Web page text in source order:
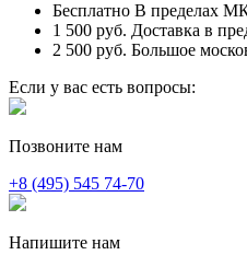
Бесплатно В пределах
1 500 руб. Доставка в
2 500 руб. Большое
Если у вас есть вопросы:
Позвоните нам
+8 (495) 545 74-70
Напишите нам